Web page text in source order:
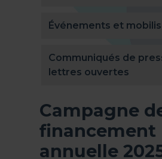
Événements et
Communiqués de
lettres ouvertes
Campagne
financement
annuelle